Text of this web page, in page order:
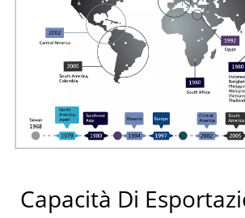
Capacità Di